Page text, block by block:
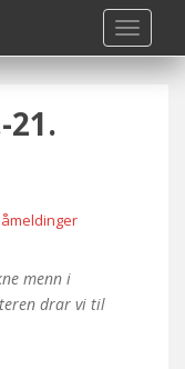
ne menn i
drar vi til